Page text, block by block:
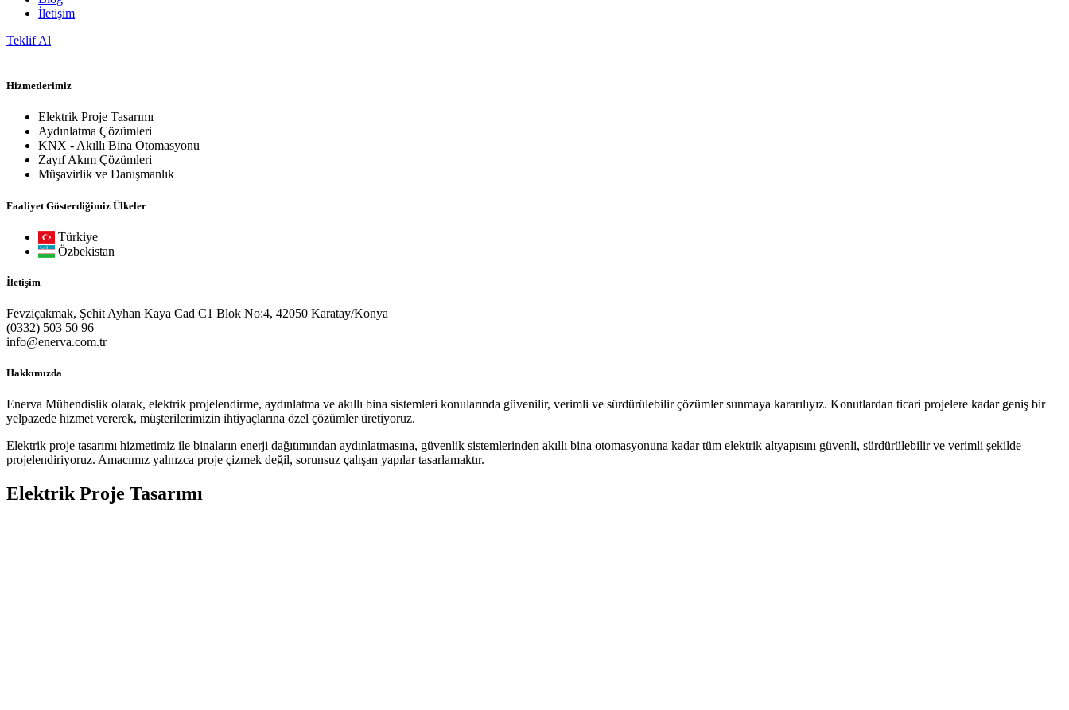
İletişim
Teklif Al
Hizmetlerimiz
Elektrik Proje Tasarımı
Aydınlatma Çözümleri
KNX - Akıllı Bina Otomasyonu
Zayıf Akım Çözümleri
Müşavirlik ve Danışmanlık
Faaliyet Gösterdiğimiz Ülkeler
Türkiye
Özbekistan
İletişim
Fevziçakmak, Şehit Ayhan Kaya Cad C1 Blok No:4, 42050 Karatay/Konya
(0332) 503 50 96
info@enerva.com.tr
Hakkımızda
Enerva Mühendislik olarak, elektrik projelendirme, aydınlatma ve akıllı bina sistemleri konularında güvenilir, verimli ve sürdürülebilir çözümler sunmaya kararılıyız. Konutlardan ticari projelere kadar geniş bir
yelpazede hizmet vererek, müşterilerimizin ihtiyaçlarına özel çözümler üretiyoruz.
Elektrik proje tasarımı hizmetimiz ile binaların enerji dağıtımından aydınlatmasına, güvenlik sistemlerinden akıllı bina otomasyonuna kadar tüm elektrik altyapısını güvenli, sürdürülebilir ve verimli şekilde
projelendiriyoruz. Amacımız yalnızca proje çizmek değil, sorunsuz çalışan yapılar tasarlamaktır.
Elektrik Proje Tasarımı